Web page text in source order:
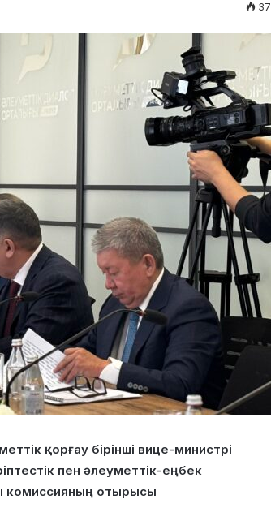
37
қорғау бірінші вице-министрі
пен әлеуметтік-еңбек
комиссияның отырысы